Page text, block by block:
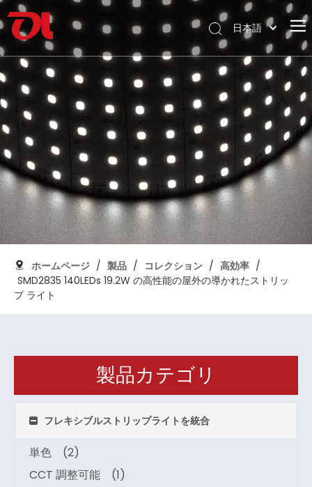
ホームページ
私たちに関しては
製品
応用
サポート
ダウンロード
ブログ
コンタクト
日本語
العربية
Français
Pусский
Español
Português
Deutsch
Italiano
한국어
Nederlands
ホームページ / 製品 / コレクション / 高効率 /
SMD2835 140LEDs 19.2W の高性能の屋外の導かれたストリッ
プ ライト
製品カテゴリ
フレキシブルストリップライトを統合
単色
(2)
CCT 調整可能
(1)